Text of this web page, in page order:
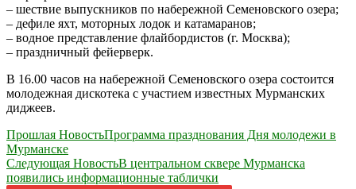
– шествие выпускников по набережной Семеновского озера;
– дефиле яхт, моторных лодок и катамаранов;
– водное представление флайбордистов (г. Москва);
– праздничный фейерверк.
В 16.00 часов на набережной Семеновского озера состоится
молодежная дискотека с участием известных Мурманских
диджеев.
Навигация
по
записям
Прошлая НовостьПрограмма празднования Дня молодежи в
Мурманске
Следующая НовостьВ центральном сквере Мурманска
появились информационные таблички